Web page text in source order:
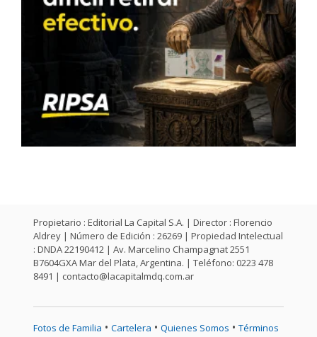
Propietario : Editorial La Capital S.A. | Director : Florencio
Aldrey | Número de Edición : 26269 | Propiedad Intelectual
: DNDA 22190412 | Av. Marcelino Champagnat 2551
B7604GXA Mar del Plata, Argentina. | Teléfono: 0223 478
8491 | contacto@lacapitalmdq.com.ar
Fotos de Familia • Cartelera • Quienes Somos • Términos